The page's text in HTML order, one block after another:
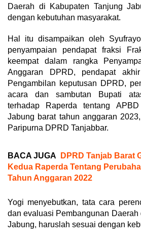
Daerah di Kabupaten Tanjung
dengan kebutuhan masyarakat.
Hal itu disampaikan oleh
penyampaian pendapat fraksi
keempat dalam rangka
Anggaran DPRD, pendapat
Pengambilan keputusan DPRD,
acara dan sambutan Bupati
terhadap Raperda tentang
Jabung barat tahun anggaran
Paripurna DPRD Tanjabbar.
BACA JUGA
DPRD Tanjab Barat
Kedua Raperda Tentang
Tahun Anggaran 2022
Yogi menyebutkan, tata cara
dan evaluasi Pembangunan Daerah
Jabung, haruslah sesuai dengan